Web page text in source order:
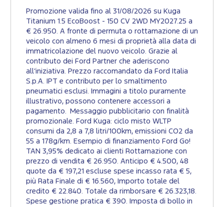
Promozione valida fino al 31/08/2026 su Kuga
Titanium 1.5 EcoBoost - 150 CV 2WD MY2027.25 a
€ 26.950. A fronte di permuta o rottamazione di un
veicolo con almeno 6 mesi di proprietà alla data di
immatricolazione del nuovo veicolo. Grazie al
contributo dei Ford Partner che aderiscono
all’iniziativa. Prezzo raccomandato da Ford Italia
S.p.A. IPT e contributo per lo smaltimento
pneumatici esclusi. Immagini a titolo puramente
illustrativo, possono contenere accessori a
pagamento. Messaggio pubblicitario con finalità
promozionale. Ford Kuga: ciclo misto WLTP
consumi da 2,8 a 7,8 litri/100km, emissioni CO2 da
55 a 178g/km. Esempio di finanziamento Ford Go!
TAN 3,95% dedicato ai clienti Rottamazione con
prezzo di vendita € 26.950. Anticipo € 4.500, 48
quote da € 197,21 escluse spese incasso rata € 5,
più Rata Finale di € 16.560, Importo totale del
credito € 22.840. Totale da rimborsare € 26.323,18.
Spese gestione pratica € 390. Imposta di bollo in